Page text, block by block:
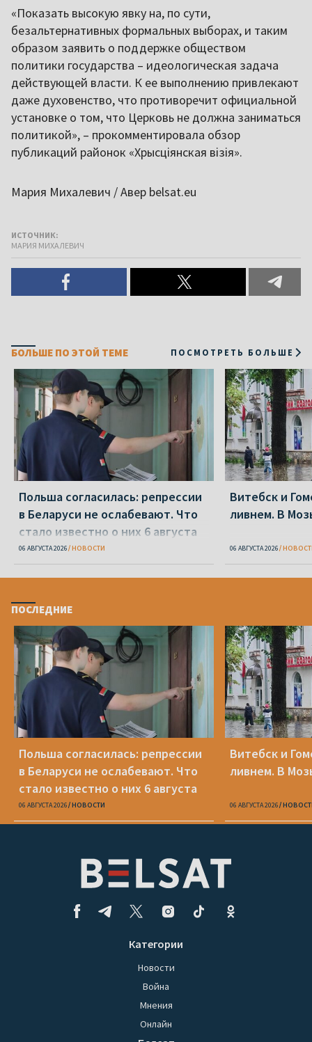
«Показать высокую явку на, по сути,
безальтернативных формальных выборах, и таким
образом заявить о поддержке обществом
политики государства – идеологическая задача
действующей власти. К ее выполнению привлекают
даже духовенство, что противоречит официальной
установке о том, что Церковь не должна заниматься
политикой», – прокомментировала обзор
публикаций районок «Хрысціянская візія».
Мария Михалевич / Авер belsat.eu
ИСТОЧНИК:
МАРИЯ МИХАЛЕВИЧ
БОЛЬШЕ ПО ЭТОЙ ТЕМЕ ПОСМОТРЕТЬ БОЛЬШЕ
Польша согласилась: репрессии
в Беларуси не ослабевают. Что
стало известно о них 6 августа
06 АВГУСТА 2026 НОВОСТИ
Витебск и
ливнем. В
06 АВГУСТА 2026
ПОСЛЕДНИЕ
Польша согласилась: репрессии
в Беларуси не ослабевают. Что
стало известно о них 6 августа
06 АВГУСТА 2026 НОВОСТИ
Витебск и
ливнем. В
06 АВГУСТА 2026
Категории
Новости
Война
Мнения
Онлайн